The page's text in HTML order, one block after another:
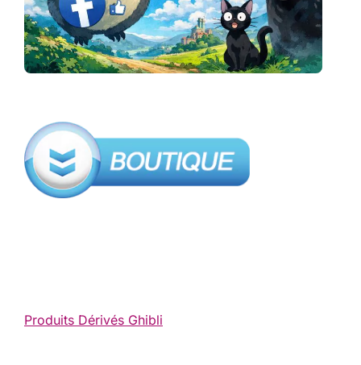
Produits Dérivés Ghibli